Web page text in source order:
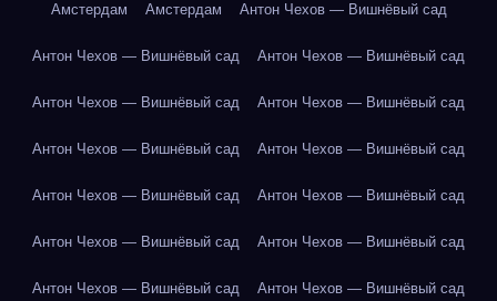
Амстердам Амстердам Антон Чехов — Вишнёвый сад
Антон Чехов — Вишнёвый сад Антон Чехов — Вишнёвый сад
Антон Чехов — Вишнёвый сад Антон Чехов — Вишнёвый сад
Антон Чехов — Вишнёвый сад Антон Чехов — Вишнёвый сад
Антон Чехов — Вишнёвый сад Антон Чехов — Вишнёвый сад
Антон Чехов — Вишнёвый сад Антон Чехов — Вишнёвый сад
Антон Чехов — Вишнёвый сад Антон Чехов — Вишнёвый сад